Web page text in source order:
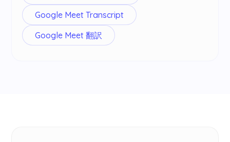
Google Meet Transcript
Google Meet 翻訳